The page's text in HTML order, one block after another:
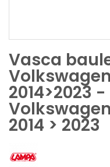
Vasca
2014>2023 -
2014 > 2023